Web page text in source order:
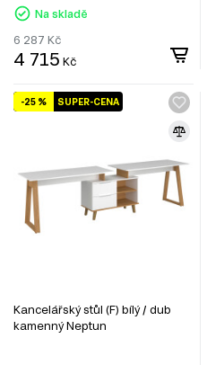
Na skladě
6 287 Kč
4 715 Kč
SUPER-CENA
-25 %
Kancelářský stůl (F) bílý / dub
kamenný Neptun